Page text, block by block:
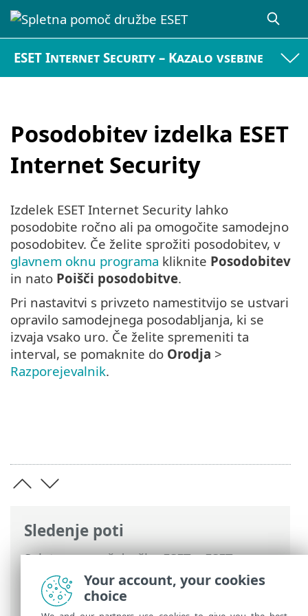
ESET Internet Security – Kazalo vsebine
Posodobitev izdelka ESET
Internet Security
Sledenje poti
Spletna pomoč družbe ESET>ESET
Internet Security>Pogosta vprašanja>
Posodobitev izdelka ESET Internet
Security
Izdelek ESET Internet Security lahko
posodobite ročno ali pa omogočite samodejno
posodobitev. Če želite sprožiti posodobitev, v
glavnem oknu programa kliknite Posodobitev
in nato Poišči posodobitve.
Pri nastavitvi s privzeto namestitvijo se ustvari
opravilo samodejnega posodabljanja, ki se
izvaja vsako uro. Če želite spremeniti ta
interval, se pomaknite do Orodja >
Razporejevalnik.
Your account, your cookies
choice